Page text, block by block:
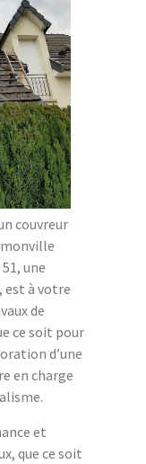
couvreur
une
à votre
de
ce soit pour
d’une
en charge
et
que ce soit